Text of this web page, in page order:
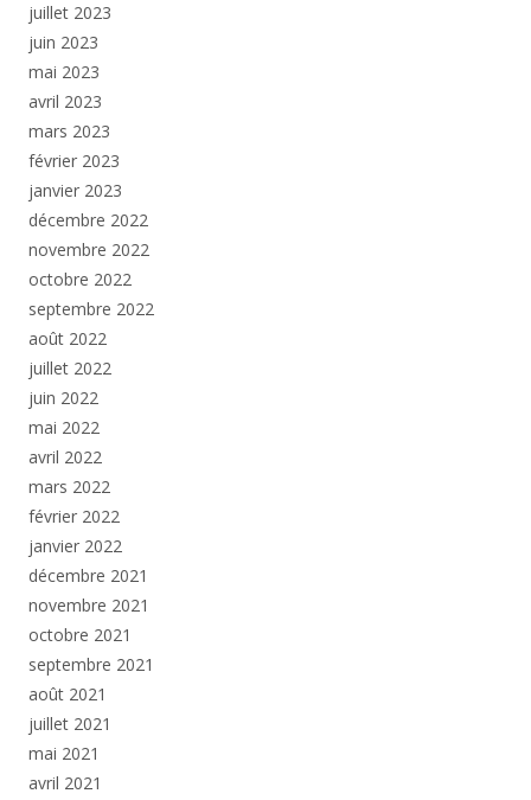
juillet 2023
juin 2023
mai 2023
avril 2023
mars 2023
février 2023
janvier 2023
décembre 2022
novembre 2022
octobre 2022
septembre 2022
août 2022
juillet 2022
juin 2022
mai 2022
avril 2022
mars 2022
février 2022
janvier 2022
décembre 2021
novembre 2021
octobre 2021
septembre 2021
août 2021
juillet 2021
mai 2021
avril 2021